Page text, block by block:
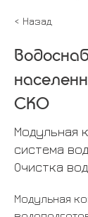
< Назад
CКО
Модульная
система
Очистка
Модульная